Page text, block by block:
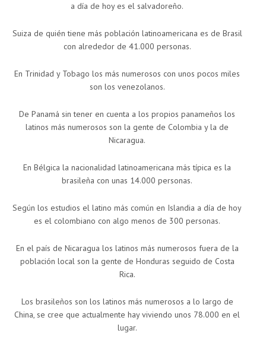
a día de hoy es el salvadoreño.
Suiza de quién tiene más población latinoamericana es de Brasil
con alrededor de 41.000 personas.
En Trinidad y Tobago los más numerosos con unos pocos miles
son los venezolanos.
De Panamá sin tener en cuenta a los propios panameños los
latinos más numerosos son la gente de Colombia y la de
Nicaragua.
En Bélgica la nacionalidad latinoamericana más típica es la
brasileña con unas 14.000 personas.
Según los estudios el latino más común en Islandia a día de hoy
es el colombiano con algo menos de 300 personas.
En el país de Nicaragua los latinos más numerosos fuera de la
población local son la gente de Honduras seguido de Costa
Rica.
Los brasileños son los latinos más numerosos a lo largo de
China, se cree que actualmente hay viviendo unos 78.000 en el
lugar.